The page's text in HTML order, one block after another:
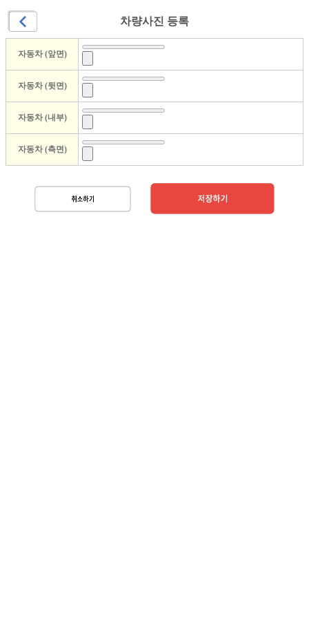
차량사진 등록
자동차 (앞면)
자동차 (뒷면)
자동차 (내부)
자동차 (측면)